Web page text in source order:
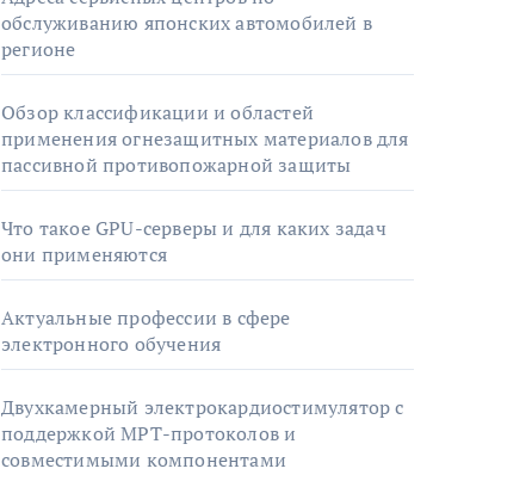
обслуживанию японских автомобилей в
регионе
Обзор классификации и областей
применения огнезащитных материалов для
пассивной противопожарной защиты
Что такое GPU-серверы и для каких задач
они применяются
Актуальные профессии в сфере
электронного обучения
Двухкамерный электрокардиостимулятор с
поддержкой МРТ-протоколов и
совместимыми компонентами